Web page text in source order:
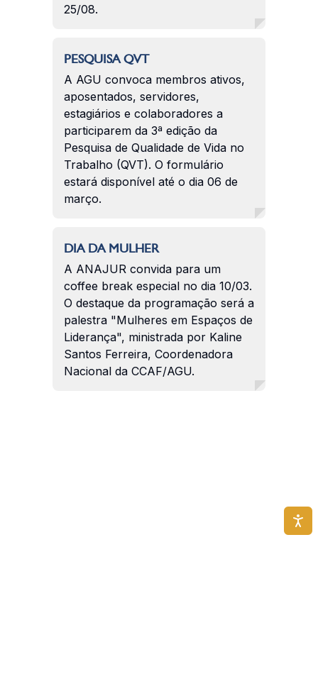
25/08.
PESQUISA QVT
A AGU convoca membros ativos,
aposentados, servidores,
estagiários e colaboradores a
participarem da 3ª edição da
Pesquisa de Qualidade de Vida no
Trabalho (QVT). O formulário
estará disponível até o dia 06 de
março.
DIA DA MULHER
A ANAJUR convida para um
coffee break especial no dia 10/03.
O destaque da programação será a
palestra "Mulheres em Espaços de
Liderança", ministrada por Kaline
Santos Ferreira, Coordenadora
Nacional da CCAF/AGU.